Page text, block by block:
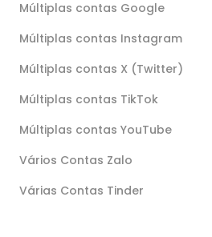
Múltiplas contas Google
Múltiplas contas Instagram
Múltiplas contas X (Twitter)
Múltiplas contas TikTok
Múltiplas contas YouTube
Vários Contas Zalo
Várias Contas Tinder